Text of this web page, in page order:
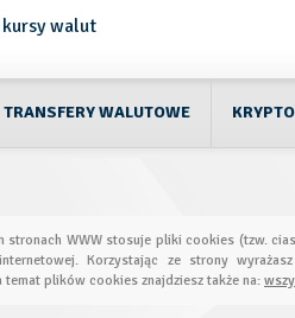
TRANSFERY WALUTOWE
stronach WWW stosuje pliki cookies (tzw.
Korzystając ze strony
plików cookies znajdziesz także na: